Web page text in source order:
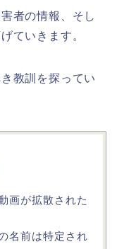
者の情報、そし
ていきます。
教訓を探ってい
画が拡散された
名前は特定され